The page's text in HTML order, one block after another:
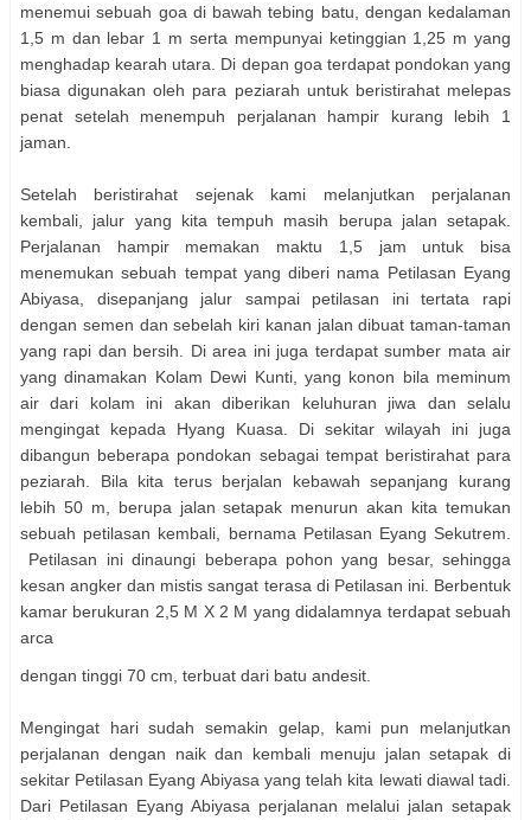
menemui sebuah goa di bawah tebing batu, dengan kedalaman
1,5 m dan lebar 1 m serta mempunyai ketinggian 1,25 m yang
menghadap kearah utara. Di depan goa terdapat pondokan yang
biasa digunakan oleh para peziarah untuk beristirahat melepas
penat setelah menempuh perjalanan hampir kurang lebih 1
jaman.
Setelah beristirahat sejenak kami melanjutkan perjalanan
kembali, jalur yang kita tempuh masih berupa jalan setapak.
Perjalanan hampir memakan maktu 1,5 jam untuk bisa
menemukan sebuah tempat yang diberi nama Petilasan Eyang
Abiyasa, disepanjang jalur sampai petilasan ini tertata rapi
dengan semen dan sebelah kiri kanan jalan dibuat taman-taman
yang rapi dan bersih. Di area ini juga terdapat sumber mata air
yang dinamakan Kolam Dewi Kunti, yang konon bila meminum
air dari kolam ini akan diberikan keluhuran jiwa dan selalu
mengingat kepada Hyang Kuasa. Di sekitar wilayah ini juga
dibangun beberapa pondokan sebagai tempat beristirahat para
peziarah. Bila kita terus berjalan kebawah sepanjang kurang
lebih 50 m, berupa jalan setapak menurun akan kita temukan
sebuah petilasan kembali, bernama Petilasan Eyang Sekutrem.
Petilasan ini dinaungi beberapa pohon yang besar, sehingga
kesan angker dan mistis sangat terasa di Petilasan ini. Berbentuk
kamar berukuran 2,5 M X 2 M yang didalamnya terdapat sebuah
arca
dengan tinggi 70 cm, terbuat dari batu andesit.
Mengingat hari sudah semakin gelap, kami pun melanjutkan
perjalanan dengan naik dan kembali menuju jalan setapak di
sekitar Petilasan Eyang Abiyasa yang telah kita lewati diawal tadi.
Dari Petilasan Eyang Abiyasa perjalanan melalui jalan setapak